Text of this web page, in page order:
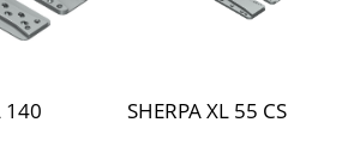
140 SHERPA XL 55 CS